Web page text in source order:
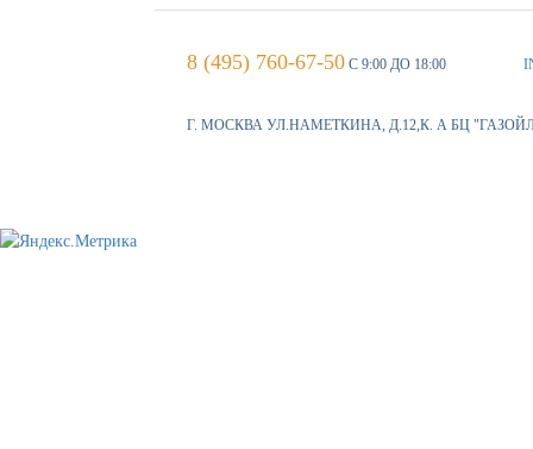
8 (495) 760-67-50 С 9:00 ДО 18:00
Г. МОСКВА УЛ.НАМЕТКИНА, Д.12,К. А БЦ